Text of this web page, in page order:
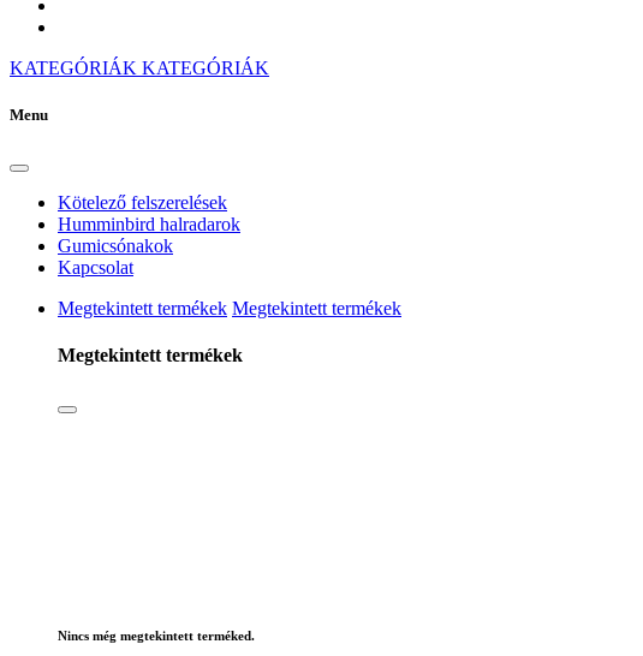
KATEGÓRIÁK KATEGÓRIÁK
Menu
Kötelező felszerelések
Humminbird halradarok
Gumicsónakok
Kapcsolat
Megtekintett termékek Megtekintett termékek
Megtekintett termékek
Nincs még megtekintett terméked.